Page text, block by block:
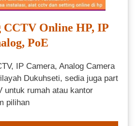
CCTV Online HP, IP
PoE
IP Camera, Analog Camera
Dukuhseti, sedia juga part
untuk rumah atau kantor
pilihan